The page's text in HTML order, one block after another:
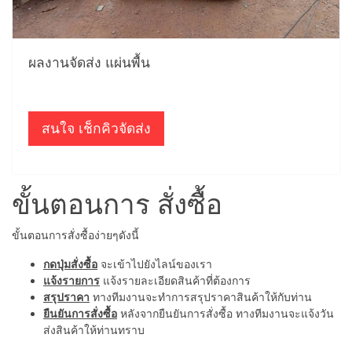
ผลงานจัดส่ง แผ่นพื้น
สนใจ เช็กคิวจัดส่ง
ขั้นตอนการ สั่งซื้อ
ขั้นตอนการสั่งซื้อง่ายๆดังนี้
กดปุ่มสั่งซื้อ จะเข้าไปยังไลน์ของเรา
แจ้งรายการ แจ้งรายละเอียดสินค้าที่ต้องการ
สรุปราคา ทางทีมงานจะทำการสรุปราคาสินค้าให้กับท่าน
ยืนยันการสั่งซื้อ หลังจากยืนยันการสั่งซื้อ ทางทีมงานจะแจ้งวัน
ส่งสินค้าให้ท่านทราบ